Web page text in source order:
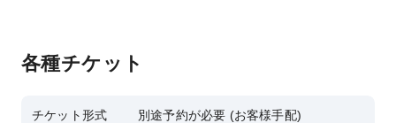
各種チケット
チケット形式 別途予約が必要 (お客様手配)